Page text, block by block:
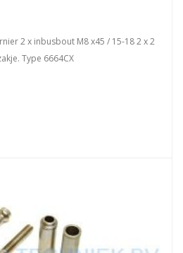
2 x inbusbout M8 x45 / 15-18 2 x 2
Type 6664CX